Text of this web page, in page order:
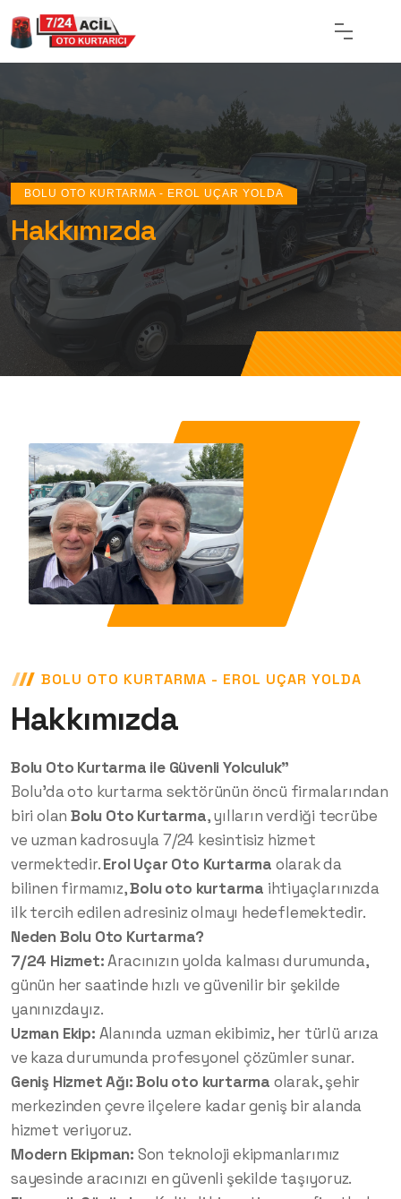
BOLU OTO KURTARMA - EROL UÇAR YOLDA
Hakkımızda
BOLU OTO KURTARMA - EROL UÇAR YOLDA
Hakkımızda
Bolu Oto Kurtarma ile Güvenli Yolculuk"
Bolu'da oto kurtarma sektörünün öncü firmalarından
biri olan Bolu Oto Kurtarma, yılların verdiği tecrübe
ve uzman kadrosuyla 7/24 kesintisiz hizmet
vermektedir.Erol Uçar Oto Kurtarma olarak da
bilinen firmamız,Bolu oto kurtarma ihtiyaçlarınızda
ilk tercih edilen adresiniz olmayı hedeflemektedir.
Neden Bolu Oto Kurtarma?
7/24 Hizmet:Aracınızın yolda kalması durumunda,
günün her saatinde hızlı ve güvenilir bir şekilde
yanınızdayız.
Uzman Ekip: Alanında uzman ekibimiz, her türlü arıza
ve kaza durumunda profesyonel çözümler sunar.
Geniş Hizmet Ağı: Bolu oto kurtarma olarak, şehir
merkezinden çevre ilçelere kadar geniş bir alanda
hizmet veriyoruz.
Modern Ekipman: Son teknoloji ekipmanlarımız
sayesinde aracınızı en güvenli şekilde taşıyoruz.